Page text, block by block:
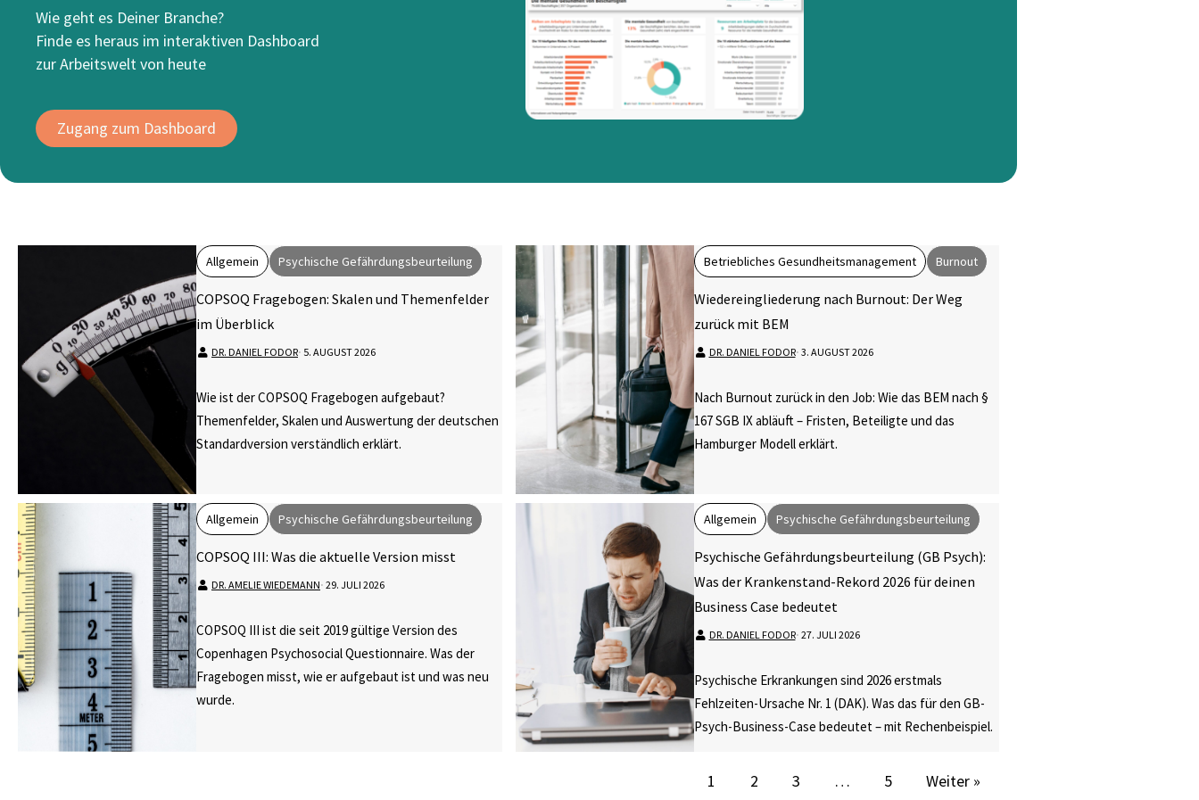
Wie geht es Deiner Branche?
Finde es heraus im interaktiven Dashboard
zur Arbeitswelt von heute
Zugang zum Dashboard
Allgemein Psychische Gefährdungsbeurteilung
COPSOQ Fragebogen: Skalen und Themenfelder
im Überblick
DR. DANIEL FODOR⋅ 5. AUGUST 2026
Wie ist der COPSOQ Fragebogen aufgebaut?
Themenfelder, Skalen und Auswertung der deutschen
Standardversion verständlich erklärt.
Betriebliches Gesundheitsmanagement Burnout
Wiedereingliederung nach Burnout: Der Weg
zurück mit BEM
DR. DANIEL FODOR⋅ 3. AUGUST 2026
Nach Burnout zurück in den Job: Wie das BEM nach §
167 SGB IX abläuft – Fristen, Beteiligte und das
Hamburger Modell erklärt.
Allgemein Psychische Gefährdungsbeurteilung
COPSOQ III: Was die aktuelle Version misst
DR. AMELIE WIEDEMANN⋅ 29. JULI 2026
COPSOQ III ist die seit 2019 gültige Version des
Copenhagen Psychosocial Questionnaire. Was der
Fragebogen misst, wie er aufgebaut ist und was neu
wurde.
Allgemein Psychische Gefährdungsbeurteilung
Psychische Gefährdungsbeurteilung (GB Psych):
Was der Krankenstand-Rekord 2026 für deinen
Business Case bedeutet
DR. DANIEL FODOR⋅ 27. JULI 2026
Psychische Erkrankungen sind 2026 erstmals
Fehlzeiten-Ursache Nr. 1 (DAK). Was das für den GB-
Psych-Business-Case bedeutet – mit Rechenbeispiel.
1 2 3 … 5 Weiter »